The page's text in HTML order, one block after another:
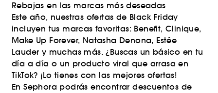
Rebajas en las marcas más deseadas
Este año, nuestras ofertas de Black Friday
incluyen tus marcas favoritas: Benefit, Clinique,
Make Up Forever, Natasha Denona, Estée
Lauder y muchas más. ¿Buscas un básico en tu
día a día o un producto viral que arrasa en
TikTok? ¡Lo tienes con las mejores ofertas!
En Sephora podrás encontrar descuentos de